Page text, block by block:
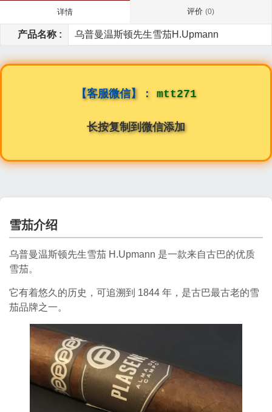
详情 评价(0)
产品名称 : 乌普曼温斯顿先生雪茄H.Upmann
【客服微信】： mtt271
长按复制到微信添加
雪茄介绍
乌普曼温斯顿先生雪茄 H.Upmann 是一款来自古巴的优质
雪茄。
它有着悠久的历史，可追溯到 1844 年，是古巴最古老的雪
茄品牌之一。